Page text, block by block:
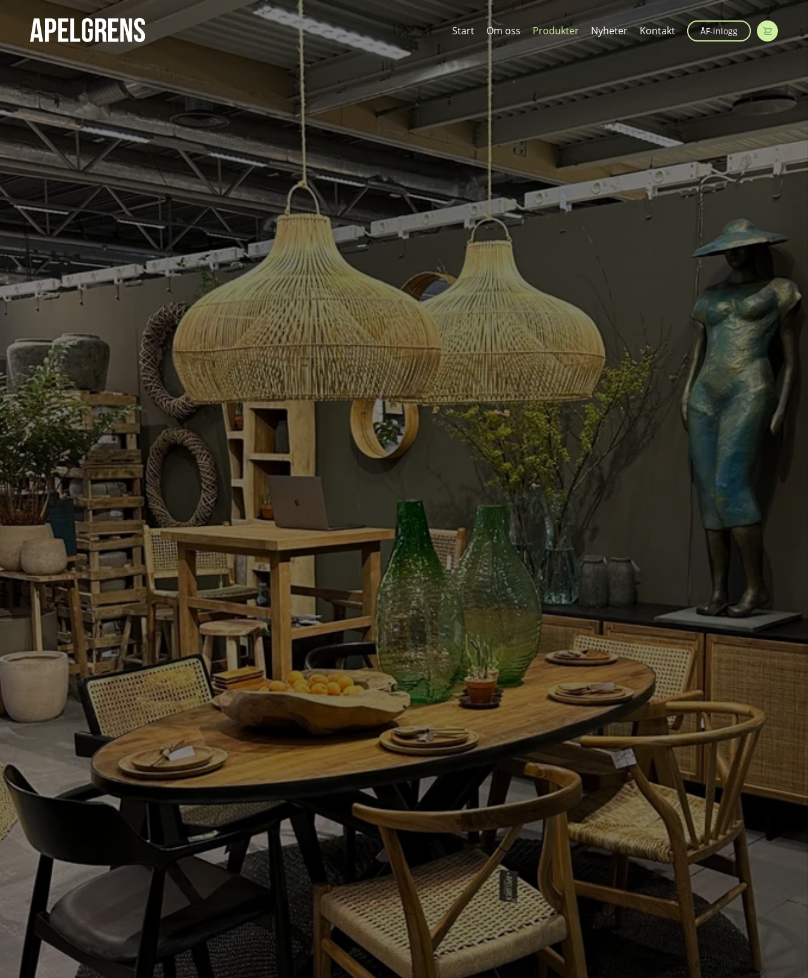
Start Om oss Produkter Nyheter Kontakt ÅF-inlogg